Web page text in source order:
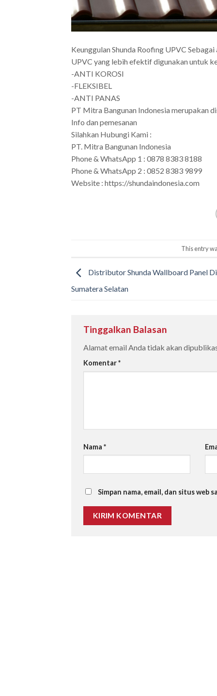
Keunggulan Shunda Roofing UPVC
UPVC yang lebih efektif digunakan untuk
-ANTI KOROSI
-FLEKSIBEL
-ANTI PANAS
PT Mitra Bangunan Indonesia merupakan
Info dan pemesanan
Silahkan Hubungi Kami :
PT. Mitra Bangunan Indonesia
Phone & WhatsApp 1 : 0878 8383 8188
Phone & WhatsApp 2 : 0852 8383 9899
Website : https://shundaindonesia.com
This entry
Distributor Shunda Wallboard Panel
Sumatera Selatan
Tinggalkan Balasan
Alamat email Anda tidak akan
Komentar*
Nama *
Simpan nama, email, dan situs web